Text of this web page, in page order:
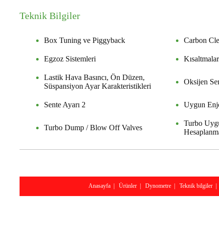
Teknik Bilgiler
Box Tuning ve Piggyback Carbon
Egzoz Sistemleri Kısaltmalar
Lastik Hava Basıncı, Ön Düzen,
Süspansiyon Ayar Karakteristikleri
Oksijen
Sente Ayarı 2 Uygun
Turbo Dump / Blow Off Valves
Turbo
Anasayfa| Ürünler| Dynometre| Teknik bilgiler